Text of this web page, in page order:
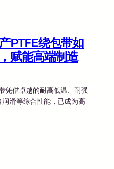
PTFE绕包带如
赋能高端制造
凭借卓越的耐高低温、耐强
滑等综合性能，已成为高